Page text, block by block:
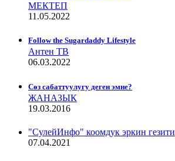
МЕКТЕП
11.05.2022
Follow the Sugardaddy Lifestyle
Антен ТВ
06.03.2022
Сѳз сабаттуулугу деген эмне?
ЖАНАЗЫК
19.03.2016
"СулейИнфо" коомдук эркин гезити
07.04.2021